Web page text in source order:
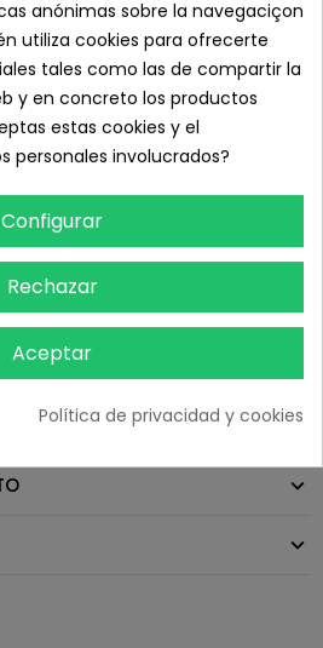
y confianza para el cliente)
PENINSULA Y BALEARES, OTROS
PORTES GRATIS POR COMPRAS
20 (L-V 8:00 a 19:00)
anónimas sobre la navegaciçon
utiliza cookies para ofrecerte
tales como las de compartir la
y en concreto los productos
estas cookies y el
personales involucrados?
Configurar
Rechazar
Aceptar
Política de privacidad y cookies